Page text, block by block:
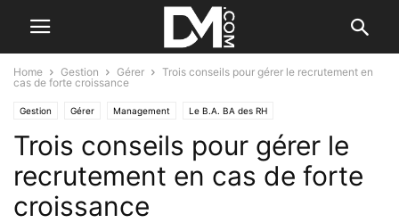
Home Gestion Gérer
Trois conseils pour gérer le recrutement en
cas de forte croissance
Gestion Gérer Management Le B.A. BA des RH
Recherche et sélection
Trois conseils pour gérer le
recrutement en cas de forte
croissance